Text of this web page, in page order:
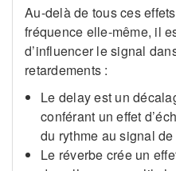
Au-delà de tous ces
fréquence elle-même, il
d’influencer le signal
retardements :
Le delay est un
conférant un effet
du rythme au signal
Le réverbe crée un